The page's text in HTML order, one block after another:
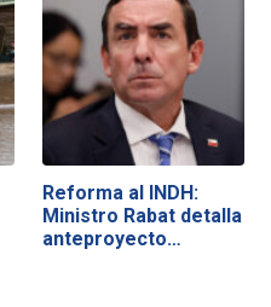
Reforma al INDH:
Ministro Rabat detalla
anteproyecto…